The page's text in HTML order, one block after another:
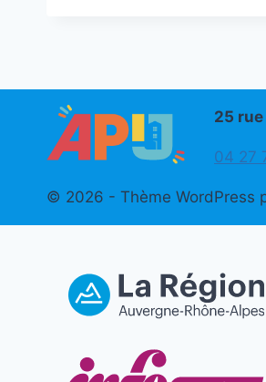
25
04 27
© 2026 - Thème WordPress